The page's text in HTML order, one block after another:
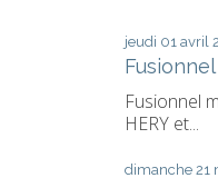
jeudi 01 avril
Fusionnel
Fusionnel
HERY et...
dimanche 21